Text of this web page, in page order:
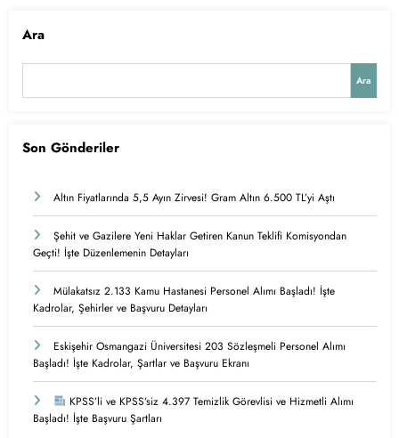
Ara
Ara
Son Gönderiler
Altın Fiyatlarında 5,5 Ayın Zirvesi! Gram Altın 6.500 TL’yi Aştı
Şehit ve Gazilere Yeni Haklar Getiren Kanun Teklifi Komisyondan
Geçti! İşte Düzenlemenin Detayları
Mülakatsız 2.133 Kamu Hastanesi Personel Alımı Başladı! İşte
Kadrolar, Şehirler ve Başvuru Detayları
Eskişehir Osmangazi Üniversitesi 203 Sözleşmeli Personel Alımı
Başladı! İşte Kadrolar, Şartlar ve Başvuru Ekranı
KPSS’li ve KPSS’siz 4.397 Temizlik Görevlisi ve Hizmetli Alımı
Başladı! İşte Başvuru Şartları